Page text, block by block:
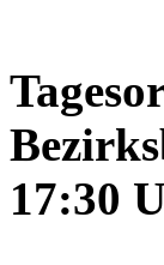
17:30